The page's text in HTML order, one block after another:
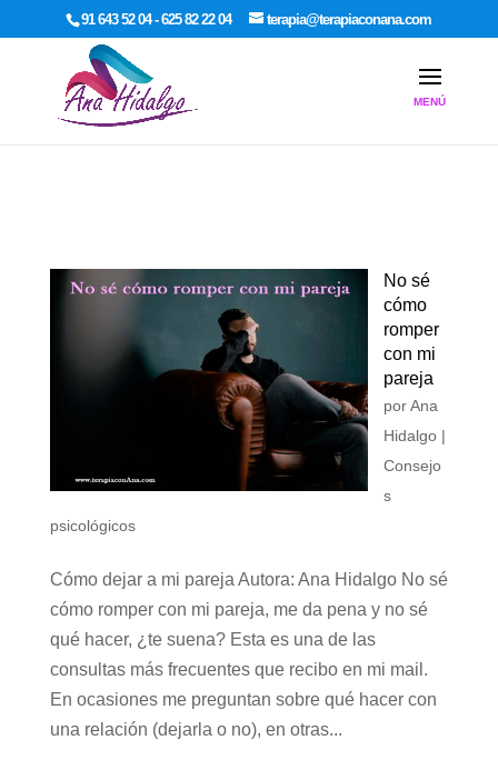
google-site-verification: google7dcda757e565a307.html
91 643 52 04 - 625 82 22 04 terapia@terapiaconana.com
No sé
cómo
romper
con mi
pareja
porAna
Hidalgo|
Consejo
s
psicológicos
Cómo dejar a mi pareja Autora: Ana Hidalgo No sé
cómo romper con mi pareja, me da pena y no sé
qué hacer, ¿te suena? Esta es una de las
consultas más frecuentes que recibo en mi mail.
En ocasiones me preguntan sobre qué hacer con
una relación (dejarla o no), en otras...